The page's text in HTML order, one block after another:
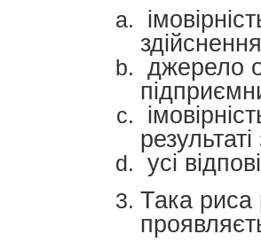
джерело
усі
Така риса